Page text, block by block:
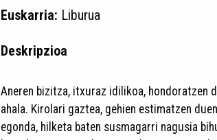
Euskarria: Liburua
Deskripzioa
Aneren bizitza, itxuraz idilikoa, hondoratzen
ahala. Kirolari gaztea, gehien estimatzen
egonda, hilketa baten susmagarri nagusia